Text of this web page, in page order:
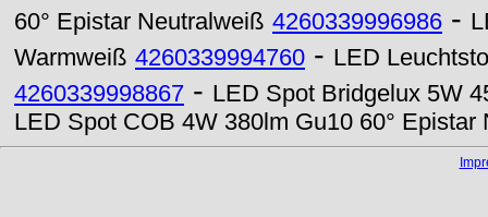
60° Epistar Neutralweiß 4260339996986 -
Warmweiß 4260339994760 - LED
4260339998867 - LED Spot Bridgelux 5W
LED Spot COB 4W 380lm Gu10 60° Epistar